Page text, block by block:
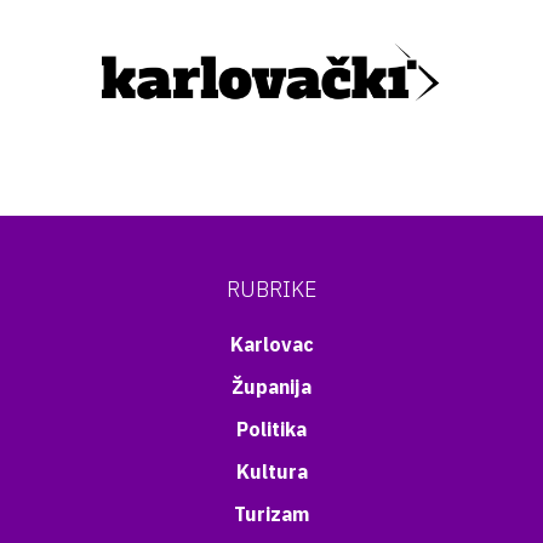
RUBRIKE
Karlovac
Županija
Politika
Kultura
Turizam